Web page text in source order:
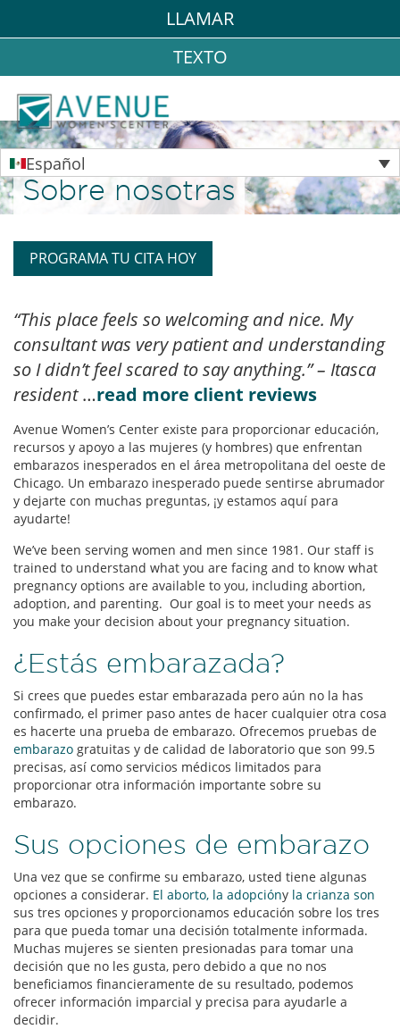
LLAMAR
TEXTO
Español
Sobre nosotras
PROGRAMA TU CITA HOY
“This place feels so welcoming and nice. My
consultant was very patient and understanding
so I didn’t feel scared to say anything.” – Itasca
resident…read more client reviews
Avenue Women’s Center existe para proporcionar educación,
recursos y apoyo a las mujeres (y hombres) que enfrentan
embarazos inesperados en el área metropolitana del oeste de
Chicago. Un embarazo inesperado puede sentirse abrumador
y dejarte con muchas preguntas, ¡y estamos aquí para
ayudarte!
We’ve been serving women and men since 1981. Our staff is
trained to understand what you are facing and to know what
pregnancy options are available to you, including abortion,
adoption, and parenting. Our goal is to meet your needs as
you make your decision about your pregnancy situation.
¿Estás embarazada?
Si crees que puedes estar embarazada pero aún no la has
confirmado, el primer paso antes de hacer cualquier otra cosa
es hacerte una prueba de embarazo. Ofrecemos pruebas de
embarazo gratuitas y de calidad de laboratorio que son 99.5
precisas, así como servicios médicos limitados para
proporcionar otra información importante sobre su
embarazo.
Sus opciones de embarazo
Una vez que se confirme su embarazo, usted tiene algunas
opciones a considerar. El aborto, la adopcióny la crianza son
sus tres opciones y proporcionamos educación sobre los tres
para que pueda tomar una decisión totalmente informada.
Muchas mujeres se sienten presionadas para tomar una
decisión que no les gusta, pero debido a que no nos
beneficiamos financieramente de su resultado, podemos
ofrecer información imparcial y precisa para ayudarle a
decidir.